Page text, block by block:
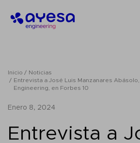
Ayesa
Inicio
Noticias
Entrevista a José Luis Manzanares
Engineering, en Forbes 10
enero 8, 2024
Entrevista a